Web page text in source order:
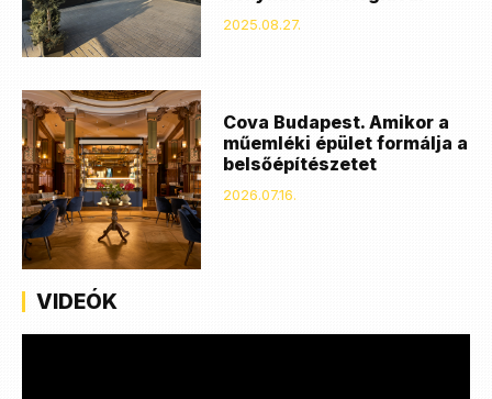
2025.08.27.
Cova Budapest. Amikor a
műemléki épület formálja a
belsőépítészetet
2026.07.16.
VIDEÓK